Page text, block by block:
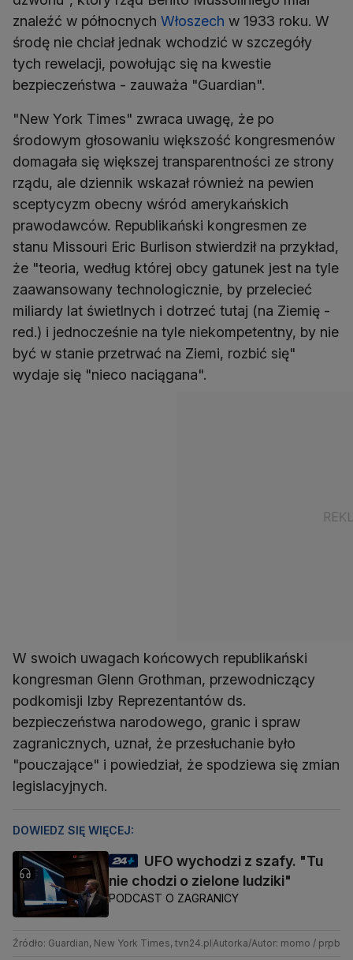
znaleźć w północnych Włoszech w 1933 roku. W
środę nie chciał jednak wchodzić w szczegóły
tych rewelacji, powołując się na kwestie
bezpieczeństwa - zauważa "Guardian".
"New York Times" zwraca uwagę, że po
środowym głosowaniu większość kongresmenów
domagała się większej transparentności ze strony
rządu, ale dziennik wskazał również na pewien
sceptycyzm obecny wśród amerykańskich
prawodawców. Republikański kongresmen ze
stanu Missouri Eric Burlison stwierdził na przykład,
że "teoria, według której obcy gatunek jest na tyle
zaawansowany technologicznie, by przelecieć
miliardy lat świetlnych i dotrzeć tutaj (na Ziemię -
red.) i jednocześnie na tyle niekompetentny, by nie
być w stanie przetrwać na Ziemi, rozbić się"
wydaje się "nieco naciągana".
W swoich uwagach końcowych republikański
kongresman Glenn Grothman, przewodniczący
podkomisji Izby Reprezentantów ds.
bezpieczeństwa narodowego, granic i spraw
zagranicznych, uznał, że przesłuchanie było
"pouczające" i powiedział, że spodziewa się zmian
legislacyjnych.
DOWIEDZ SIĘ WIĘCEJ:
UFO wychodzi z szafy. "Tu
nie chodzi o zielone ludziki"
PODCAST O ZAGRANICY
Źródło: Guardian, New York Times, tvn24.plAutorka/Autor: momo / prpb